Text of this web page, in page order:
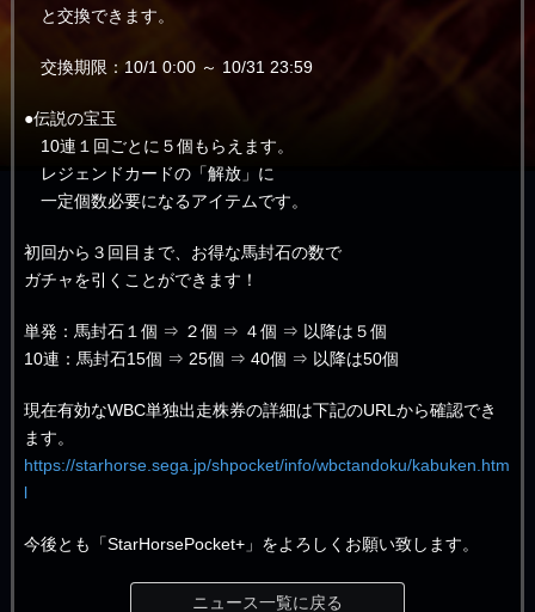
と交換できます。
交換期限：10/1 0:00 ～ 10/31 23:59
●伝説の宝玉
10連１回ごとに５個もらえます。
レジェンドカードの「解放」に
一定個数必要になるアイテムです。
初回から３回目まで、お得な馬封石の数で
ガチャを引くことができます！
単発：馬封石１個 ⇒ ２個 ⇒ ４個 ⇒ 以降は５個
10連：馬封石15個 ⇒ 25個 ⇒ 40個 ⇒ 以降は50個
現在有効なWBC単独出走株券の詳細は下記のURLから確認でき
ます。
https://starhorse.sega.jp/shpocket/info/wbctandoku/kabuken.htm
l
今後とも「StarHorsePocket+」をよろしくお願い致します。
ニュース一覧に戻る